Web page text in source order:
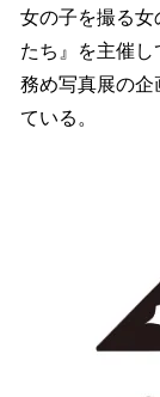
女の子を撮る女
たち』を主催し
務め写真展の企
ている。